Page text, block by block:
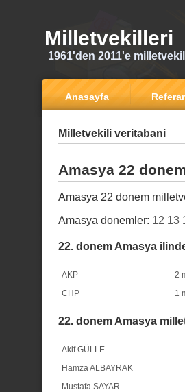
Milletvekilleri
1961'den 2011'e
Anasayfa
Milletvekili veritabani
Amasya 22
Amasya 22 donem
Amasya donemler: 12 13
22. donem Amasya
AKP
2
CHP
1
22. donem Amasya
Akif GÜLLE
Hamza ALBAYRAK
Mustafa SAYAR